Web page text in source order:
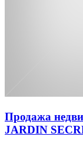
Продажа
JARDIN